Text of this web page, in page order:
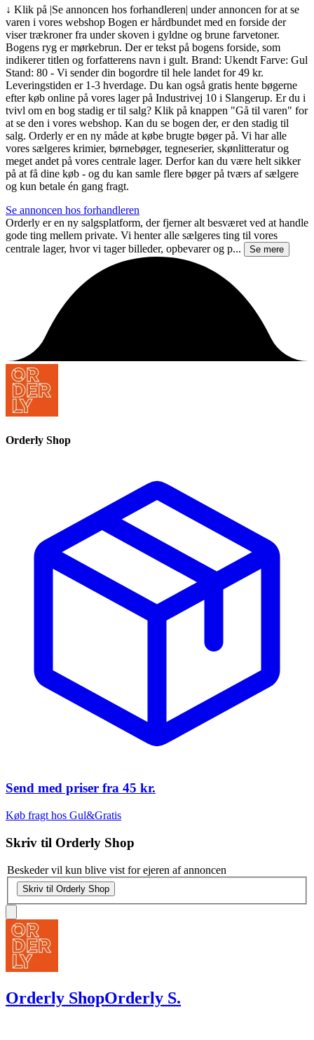
↓ Klik på |Se annoncen hos forhandleren| under annoncen for at se
varen i vores webshop Bogen er hårdbundet med en forside der
viser trækroner fra under skoven i gyldne og brune farvetoner.
Bogens ryg er mørkebrun. Der er tekst på bogens forside, som
indikerer titlen og forfatterens navn i gult. Brand: Ukendt Farve: Gul
Stand: 80 - Vi sender din bogordre til hele landet for 49 kr.
Leveringstiden er 1-3 hverdage. Du kan også gratis hente bøgerne
efter køb online på vores lager på Industrivej 10 i Slangerup. Er du i
tvivl om en bog stadig er til salg? Klik på knappen "Gå til varen" for
at se den i vores webshop. Kan du se bogen der, er den stadig til
salg. Orderly er en ny måde at købe brugte bøger på. Vi har alle
vores sælgeres krimier, børnebøger, tegneserier, skønlitteratur og
meget andet på vores centrale lager. Derfor kan du være helt sikker
på at få dine køb - og du kan samle flere bøger på tværs af sælgere
og kun betale én gang fragt.
Se annoncen hos forhandleren
Orderly er en ny salgsplatform, der fjerner alt besværet ved at handle
gode ting mellem private. Vi henter alle sælgeres ting til vores
centrale lager, hvor vi tager billeder, opbevarer og p...
Se mere
Orderly Shop
Send med priser fra 45 kr.
Køb fragt hos Gul&Gratis
Skriv til Orderly Shop
Beskeder vil kun blive vist for ejeren af annoncen
Skriv til Orderly Shop
Orderly ShopOrderly S.